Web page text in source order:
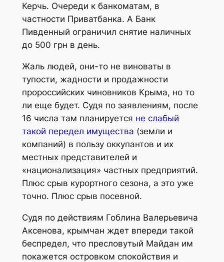
Керчь. Очереди к банкоматам, в
частности Приватбанка. А Банк
Пивденный ограничил снятие наличных
до 500 грн в день.
Жаль людей, они-то не виноваты в
тупости, жадности и продажности
пророссийских чиновников Крыма, но то
ли еще будет. Судя по заявлениям, после
16 числа там планируется не слабый
такой передел имущества (земли и
компаний) в пользу оккупантов и их
местных представителей и
«национализация» частных предприятий.
Плюс срыв курортного сезона, а это уже
точно. Плюс срыв посевной.
Судя по действиям Гоблина Валерьевича
Аксенова, крымчан ждет впереди такой
беспредел, что пресловутый Майдан им
покажется островком спокойствия и